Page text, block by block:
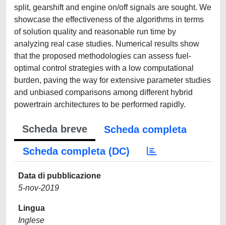
split, gearshift and engine on/off signals are sought. We
showcase the effectiveness of the algorithms in terms
of solution quality and reasonable run time by
analyzing real case studies. Numerical results show
that the proposed methodologies can assess fuel-
optimal control strategies with a low computational
burden, paving the way for extensive parameter studies
and unbiased comparisons among different hybrid
powertrain architectures to be performed rapidly.
Scheda breve
Scheda completa
Scheda completa (DC)
Data di pubblicazione
5-nov-2019
Lingua
Inglese